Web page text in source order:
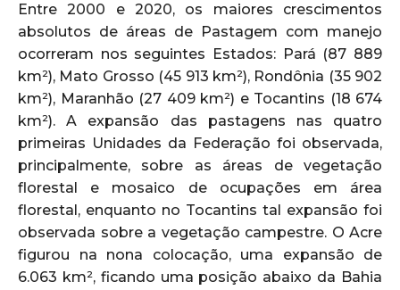
Entre 2000 e 2020, os maiores crescimentos
absolutos de áreas de Pastagem com manejo
ocorreram nos seguintes Estados: Pará (87 889
km²), Mato Grosso (45 913 km²), Rondônia (35 902
km²), Maranhão (27 409 km²) e Tocantins (18 674
km²). A expansão das pastagens nas quatro
primeiras Unidades da Federação foi observada,
principalmente, sobre as áreas de vegetação
florestal e mosaico de ocupações em área
florestal, enquanto no Tocantins tal expansão foi
observada sobre a vegetação campestre. O Acre
figurou na nona colocação, uma expansão de
6.063 km², ficando uma posição abaixo da Bahia